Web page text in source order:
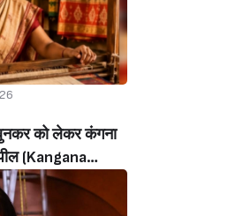
को लेकर कंगना
(Kangana
Appeal
On National